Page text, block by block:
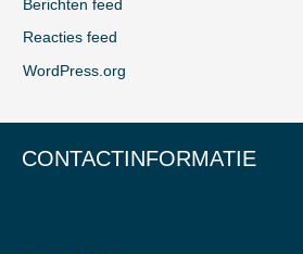
Berichten feed
Reacties feed
WordPress.org
CONTACTINFORMATIE